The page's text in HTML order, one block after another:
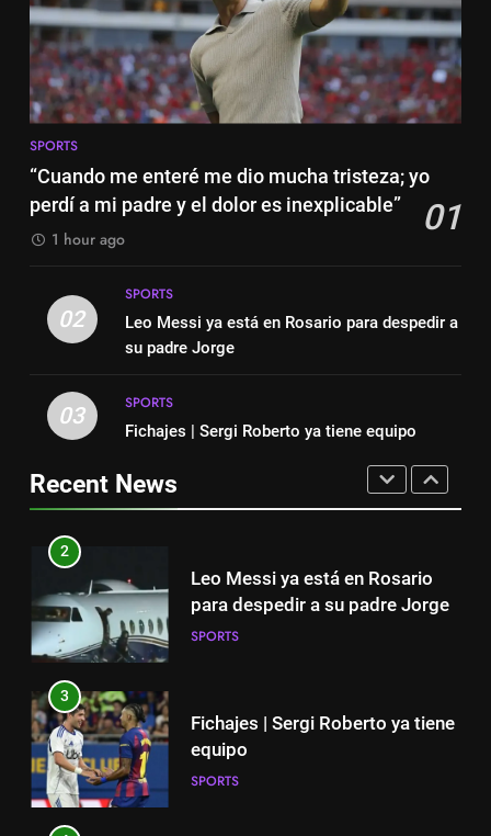
Lewandowski, elegido MVP de
la jornada
SPORTS
8
cortinas para a Copa do Mundo
SPORTS
mucha tristeza; yo perdí a mi
padre y el dolor es inexplicable”
SPORTS
2
Leo Messi ya está en Rosario
para despedir a su padre Jorge
SPORTS
3
Fichajes | Sergi Roberto ya tiene
equipo
SPORTS
4
Victoria de Chicago Fire: así fue
el partido de Lewandowski
SPORTS
SPORTS
“Cuando me enteré me dio mucha tristeza; yo
perdí a mi padre y el dolor es inexplicable”
01
1 hour ago
02
SPORTS
Leo Messi ya está en Rosario para despedir a
su padre Jorge
03
SPORTS
Fichajes | Sergi Roberto ya tiene equipo
Recent News
Cambios en la MLS
SPORTS
7
la jornada
SPORTS
cortinas para a Copa do Mundo
SPORTS
1
“Cuando me enteré me dio
mucha tristeza; yo perdí a mi
padre y el dolor es inexplicable”
2
Leo Messi ya está en Rosario
para despedir a su padre Jorge
SPORTS
3
Fichajes | Sergi Roberto ya tiene
equipo
SPORTS